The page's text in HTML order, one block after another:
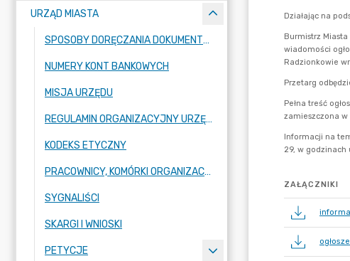
URZĄD MIASTA
SPOSOBY DORĘCZANIA DOKUMENTÓW DO URZĘDU MIASTA RADZIONKÓW
NUMERY KONT BANKOWYCH
MISJA URZĘDU
REGULAMIN ORGANIZACYJNY URZĘDU
KODEKS ETYCZNY
PRACOWNICY, KOMÓRKI ORGANIZACYJNE URZĘDU
SYGNALIŚCI
SKARGI I WNIOSKI
PETYCJE
ZAŁĄCZNIKI